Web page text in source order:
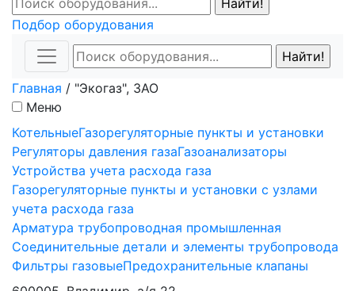
Подбор оборудования
Главная / "Экогаз", ЗАО
Меню
КотельныеГазорегуляторные пункты и установки
Регуляторы давления газаГазоанализаторы
Устройства учета расхода газа
Газорегуляторные пункты и установки с узлами
учета расхода газа
Арматура трубопроводная промышленная
Соединительные детали и элементы трубопровода
Фильтры газовыеПредохранительные клапаны